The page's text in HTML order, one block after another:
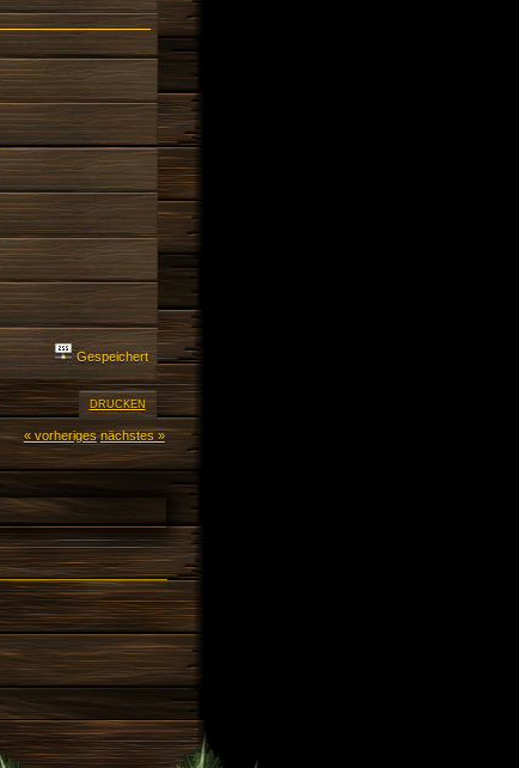
Gespeichert
DRUCKEN
« vorheriges nächstes »